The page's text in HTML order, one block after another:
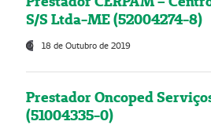
S/S Ltda-ME (52004274-8)
18 de Outubro de 2019
Prestador Oncoped
(51004335-0)